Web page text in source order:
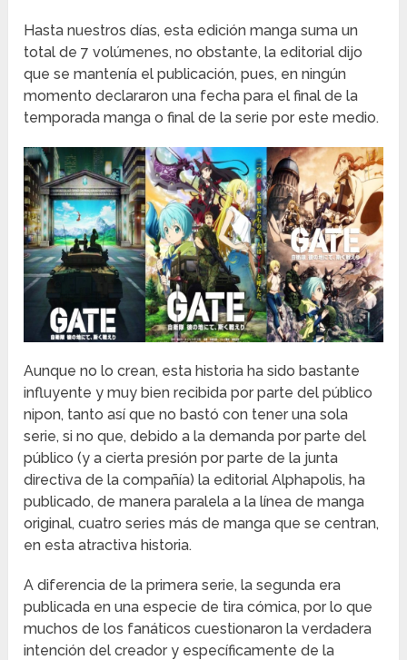
Hasta nuestros días, esta edición manga suma un
total de 7 volúmenes, no obstante, la editorial dijo
que se mantenía el publicación, pues, en ningún
momento declararon una fecha para el final de la
temporada manga o final de la serie por este medio.
Aunque no lo crean, esta historia ha sido bastante
influyente y muy bien recibida por parte del público
nipon, tanto así que no bastó con tener una sola
serie, si no que, debido a la demanda por parte del
público (y a cierta presión por parte de la junta
directiva de la compañía) la editorial Alphapolis, ha
publicado, de manera paralela a la línea de manga
original, cuatro series más de manga que se centran,
en esta atractiva historia.
A diferencia de la primera serie, la segunda era
publicada en una especie de tira cómica, por lo que
muchos de los fanáticos cuestionaron la verdadera
intención del creador y específicamente de la